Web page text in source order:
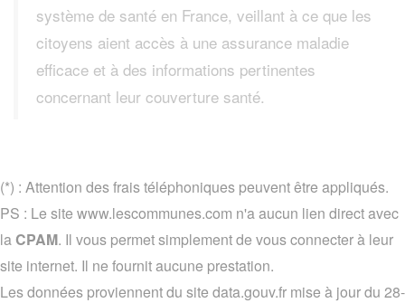
système de santé en France, veillant à ce que les
citoyens aient accès à une assurance maladie
efficace et à des informations pertinentes
concernant leur couverture santé.
(*) : Attention des frais téléphoniques peuvent être appliqués.
PS : Le site www.lescommunes.com n'a aucun lien direct avec
laCPAM. Il vous permet simplement de vous connecter à leur
site internet. Il ne fournit aucune prestation.
Les données proviennent du site data.gouv.fr mise à jour du 28-